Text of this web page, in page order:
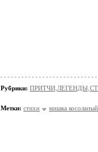
Рубрики:
Метки: стихи мишка косолапый